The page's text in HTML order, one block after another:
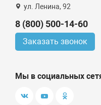
ул. Ленина, 92
8 (800) 500-14-60
Заказать звонок
Мы в социальных